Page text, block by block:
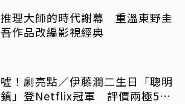
推理大師的時代謝幕 重溫東野圭
吾作品改編影視經典
噓！劇亮點／伊藤潤二生日「聰明
鎮」登Netflix冠軍 評價兩極5大